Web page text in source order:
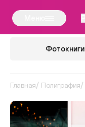
Фотокниги
Главная Полиграфия